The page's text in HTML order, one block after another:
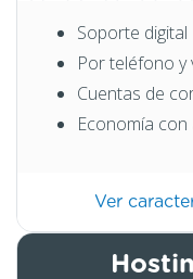
Soporte digital
Por teléfono y
Cuentas de
Economía con
Ver